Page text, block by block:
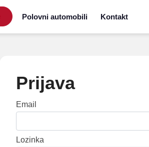
Polovni automobili Kontakt
Prijava
Email
Lozinka